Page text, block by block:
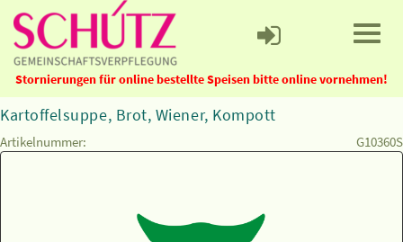
Stornierungen für online bestellte Speisen bitte online vornehmen!
Kartoffelsuppe, Brot, Wiener, Kompott
Artikelnummer: G10360S